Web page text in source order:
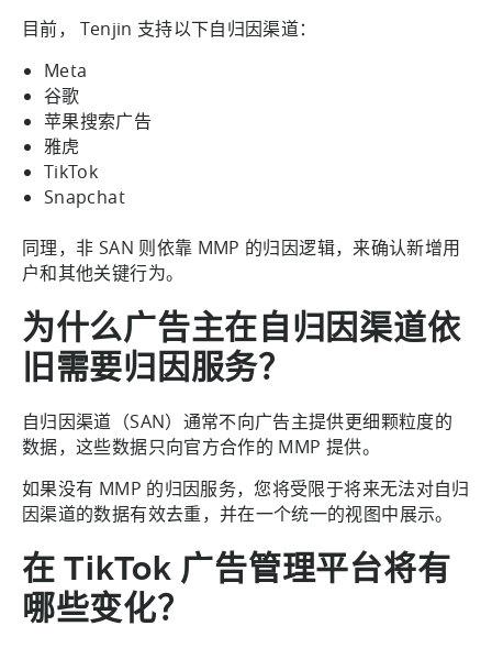
目前， Tenjin 支持以下自归因渠道：
Meta
谷歌
苹果搜索广告
雅虎
TikTok
Snapchat
同理，非 SAN 则依靠 MMP 的归因逻辑，来确认新增用
户和其他关键行为。
为什么广告主在自归因渠道依
旧需要归因服务？
自归因渠道（SAN）通常不向广告主提供更细颗粒度的
数据，这些数据只向官方合作的 MMP 提供。
如果没有 MMP 的归因服务，您将受限于将来无法对自归
因渠道的数据有效去重，并在一个统一的视图中展示。
在 TikTok 广告管理平台将有
哪些变化？